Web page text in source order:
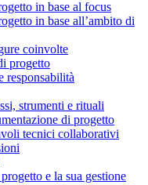
in base al focus
in base all’ambito di
coinvolte
progetto
responsabilità
strumenti e rituali
di progetto
tecnici collaborativi
e la sua gestione